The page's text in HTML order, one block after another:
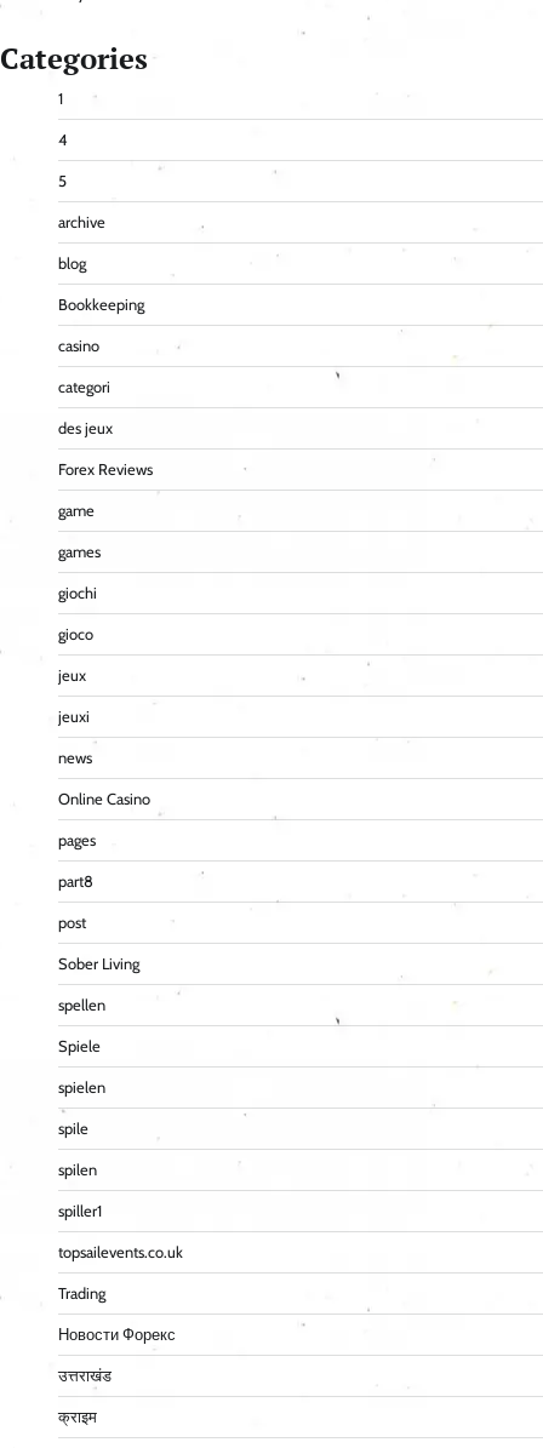
Categories
1
4
5
archive
blog
Bookkeeping
casino
categori
des jeux
Forex Reviews
game
games
giochi
gioco
jeux
jeuxi
news
Online Casino
pages
part8
post
Sober Living
spellen
Spiele
spielen
spile
spilen
spiller1
topsailevents.co.uk
Trading
Новости Форекс
उत्तराखंड
क्राइम